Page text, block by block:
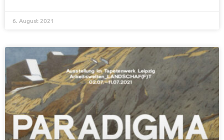
6. August 2021